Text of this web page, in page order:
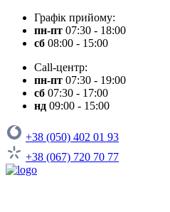
Графік прийому:
пн-пт 07:30 - 18:00
сб 08:00 - 15:00
Call-центр:
пн-пт 07:30 - 19:00
сб 07:30 - 17:00
нд 09:00 - 15:00
+38 (050) 402 01 93
+38 (067) 720 70 77